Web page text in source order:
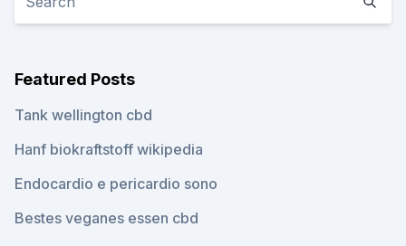
Featured Posts
Tank wellington cbd
Hanf biokraftstoff wikipedia
Endocardio e pericardio sono
Bestes veganes essen cbd